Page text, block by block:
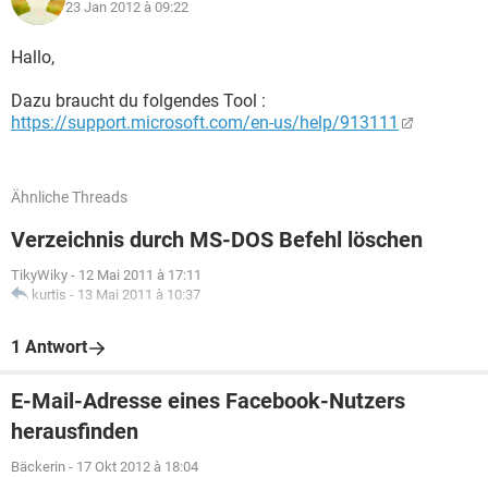
23 Jan 2012 à 09:22
Hallo,
Dazu braucht du folgendes Tool :
https://support.microsoft.com/en-us/help/913111
Ähnliche Threads
Verzeichnis durch MS-DOS Befehl löschen
TikyWiky - 12 Mai 2011 à 17:11
kurtis - 13 Mai 2011 à 10:37
1 Antwort
E-Mail-Adresse eines Facebook-Nutzers
herausfinden
Bäckerin - 17 Okt 2012 à 18:04